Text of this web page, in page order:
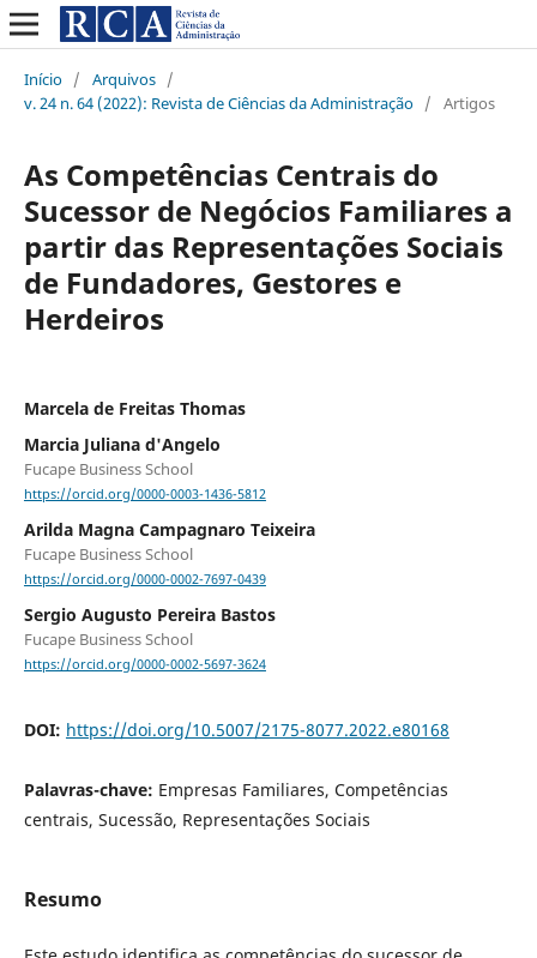
Início / Arquivos /
v. 24 n. 64 (2022): Revista de Ciências da Administração / Artigos
As Competências Centrais do
Sucessor de Negócios Familiares a
partir das Representações Sociais
de Fundadores, Gestores e
Herdeiros
Marcela de Freitas Thomas
Marcia Juliana d'Angelo
Fucape Business School
https://orcid.org/0000-0003-1436-5812
Arilda Magna Campagnaro Teixeira
Fucape Business School
https://orcid.org/0000-0002-7697-0439
Sergio Augusto Pereira Bastos
Fucape Business School
https://orcid.org/0000-0002-5697-3624
DOI: https://doi.org/10.5007/2175-8077.2022.e80168
Palavras-chave: Empresas Familiares, Competências
centrais, Sucessão, Representações Sociais
Resumo